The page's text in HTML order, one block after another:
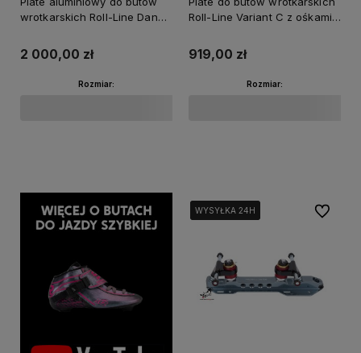
wrotkarskich Roll-Line Dance
2 000,00 zł
Rozmiar:
Roll-Line Variant C z ośkami
919,00 zł
Rozmiar:
WYSYŁKA 24H
WYSYŁKA 24H
WYSYŁKA 24H Do